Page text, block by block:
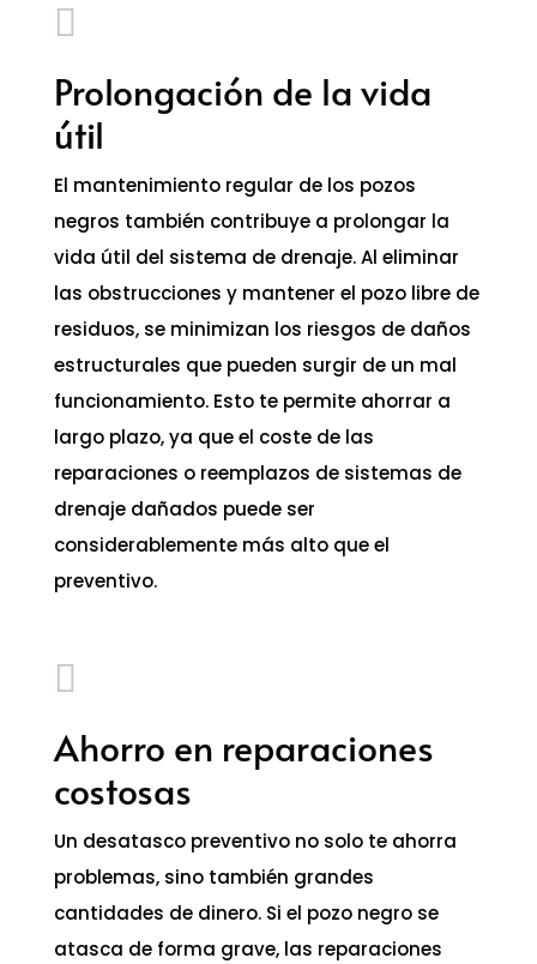

Prolongación de la vida
útil
El mantenimiento regular de los pozos
negros también contribuye a prolongar la
vida útil del sistema de drenaje. Al eliminar
las obstrucciones y mantener el pozo libre de
residuos, se minimizan los riesgos de daños
estructurales que pueden surgir de un mal
funcionamiento. Esto te permite ahorrar a
largo plazo, ya que el coste de las
reparaciones o reemplazos de sistemas de
drenaje dañados puede ser
considerablemente más alto que el
preventivo.

Ahorro en reparaciones
costosas
Un desatasco preventivo no solo te ahorra
problemas, sino también grandes
cantidades de dinero. Si el pozo negro se
atasca de forma grave, las reparaciones